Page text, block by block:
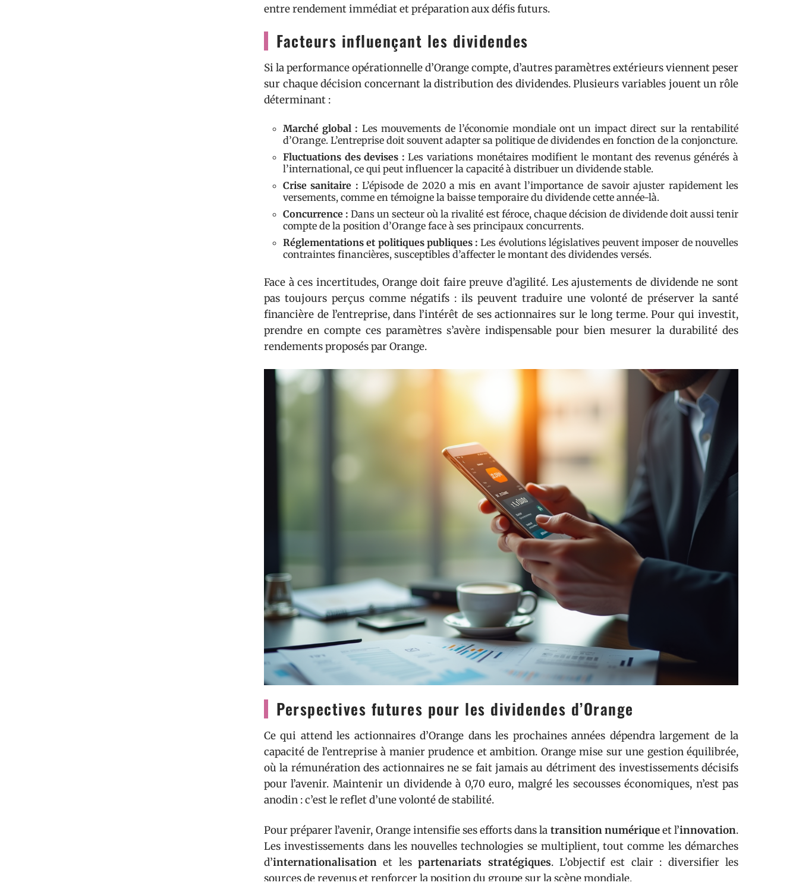
entre rendement immédiat et préparation aux défis futurs.
Facteurs influençant les dividendes
Si la performance opérationnelle d’Orange compte, d’autres paramètres extérieurs viennent peser
sur chaque décision concernant la distribution des dividendes. Plusieurs variables jouent un rôle
déterminant :
Marché global : Les mouvements de l’économie mondiale ont un impact direct sur la rentabilité
d’Orange. L’entreprise doit souvent adapter sa politique de dividendes en fonction de la conjoncture.
Fluctuations des devises : Les variations monétaires modifient le montant des revenus générés à
l’international, ce qui peut influencer la capacité à distribuer un dividende stable.
Crise sanitaire : L’épisode de 2020 a mis en avant l’importance de savoir ajuster rapidement les
versements, comme en témoigne la baisse temporaire du dividende cette année-là.
Concurrence : Dans un secteur où la rivalité est féroce, chaque décision de dividende doit aussi tenir
compte de la position d’Orange face à ses principaux concurrents.
Réglementations et politiques publiques : Les évolutions législatives peuvent imposer de nouvelles
contraintes financières, susceptibles d’affecter le montant des dividendes versés.
Face à ces incertitudes, Orange doit faire preuve d’agilité. Les ajustements de dividende ne sont
pas toujours perçus comme négatifs : ils peuvent traduire une volonté de préserver la santé
financière de l’entreprise, dans l’intérêt de ses actionnaires sur le long terme. Pour qui investit,
prendre en compte ces paramètres s’avère indispensable pour bien mesurer la durabilité des
rendements proposés par Orange.
Perspectives futures pour les dividendes d’Orange
Ce qui attend les actionnaires d’Orange dans les prochaines années dépendra largement de la
capacité de l’entreprise à manier prudence et ambition. Orange mise sur une gestion équilibrée,
où la rémunération des actionnaires ne se fait jamais au détriment des investissements décisifs
pour l’avenir. Maintenir un dividende à 0,70 euro, malgré les secousses économiques, n’est pas
anodin : c’est le reflet d’une volonté de stabilité.
Pour préparer l’avenir, Orange intensifie ses efforts dans la transition numériqueet l’innovation.
Les investissements dans les nouvelles technologies se multiplient, tout comme les démarches
d’internationalisation et lespartenariats stratégiques. L’objectif est clair : diversifier les
sources de revenus et renforcer la position du groupe sur la scène mondiale.